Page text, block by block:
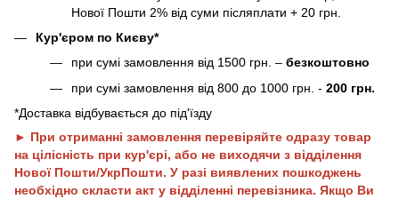
Нової Пошти 2% від суми післяплати + 20 грн.
Кур'єром по Києву*
при сумі замовлення від 1500 грн. – безкоштовно
при сумі замовлення від 800 до 1000 грн. - 200 грн.
*Доставка відбувається до під'їзду
► При отриманні замовлення перевіряйте одразу товар
на цілісність при кур'єрі, або не виходячи з відділення
Нової Пошти/УкрПошти. У разі виявлених пошкоджень
необхідно скласти акт у відділенні перевізника. Якщо Ви